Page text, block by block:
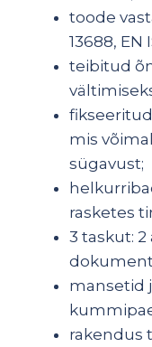
toode
13688, EN
teibitud
mis
sügavust;
rasketes
3 taskut:
mansetid
rakendus